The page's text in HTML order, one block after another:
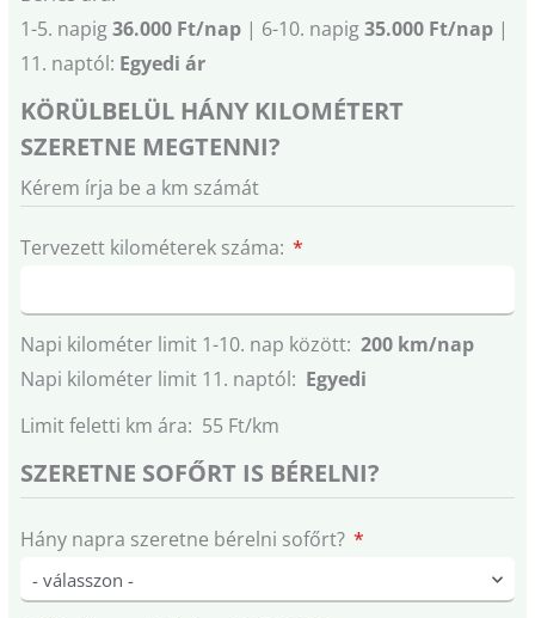
1-5. napig36.000 Ft/nap | 6-10. napig35.000 Ft/nap |
11. naptól: Egyedi ár
KÖRÜLBELÜL HÁNY KILOMÉTERT
SZERETNE MEGTENNI?
Kérem írja be a km számát
Tervezett kilométerek száma:
Napi kilométer limit 1-10. nap között: 200 km/nap
Napi kilométer limit 11. naptól: Egyedi
Limit feletti km ára: 55 Ft/km
SZERETNE SOFŐRT IS BÉRELNI?
Hány napra szeretne bérelni sofőrt?